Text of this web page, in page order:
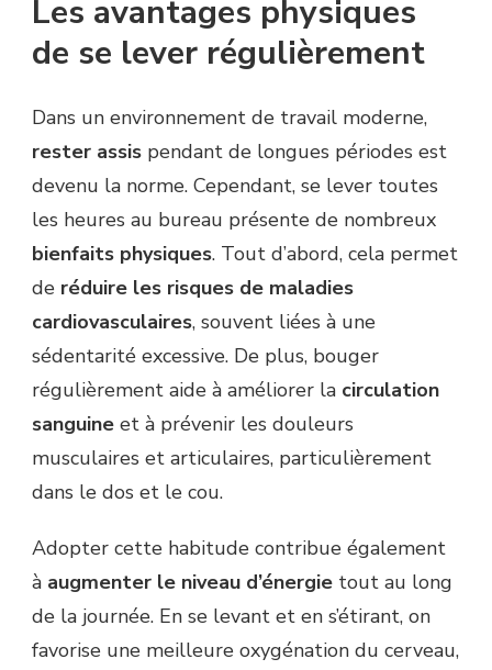
Les avantages physiques
de se lever régulièrement
Dans un environnement de travail moderne,
rester assis pendant de longues périodes est
devenu la norme. Cependant, se lever toutes
les heures au bureau présente de nombreux
bienfaits physiques. Tout d’abord, cela permet
de réduire les risques de maladies
cardiovasculaires, souvent liées à une
sédentarité excessive. De plus, bouger
régulièrement aide à améliorer la circulation
sanguine et à prévenir les douleurs
musculaires et articulaires, particulièrement
dans le dos et le cou.
Adopter cette habitude contribue également
à augmenter le niveau d’énergie tout au long
de la journée. En se levant et en s’étirant, on
favorise une meilleure oxygénation du cerveau,